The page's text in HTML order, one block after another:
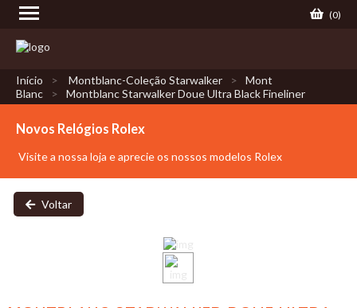
(0)
Início Montblanc-Coleção Starwalker
Mont
Blanc
Montblanc Starwalker Doue Ultra Black Fineliner
Novos Relógios Rolex
Visite a nossa loja e aprecie os nossos modelos Rolex
Voltar